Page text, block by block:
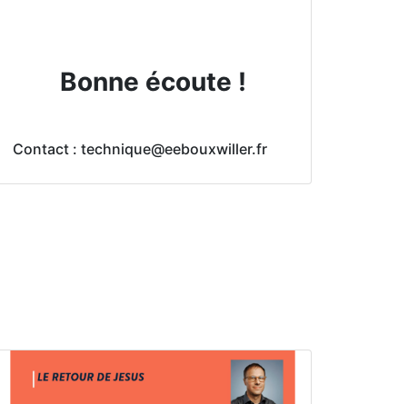
Bonne écoute !
Contact : technique@eebouxwiller.fr